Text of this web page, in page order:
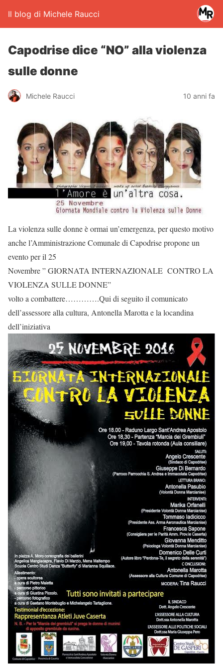
Il blog di Michele Raucci
Capodrise dice “NO” alla violenza
sulle donne
Michele Raucci 10 anni fa
La violenza sulle donne è ormai un’emergenza, per questo motivo
anche l’Amministrazione Comunale di Capodrise propone un
evento per il 25
Novembre ” GIORNATA INTERNAZIONALE CONTRO LA
VIOLENZA SULLE DONNE”
volto a combattere………….Qui di seguito il comunicato
dell’assessore alla cultura, Antonella Marotta e la locandina
dell’iniziativa